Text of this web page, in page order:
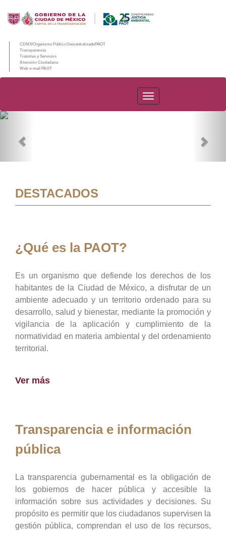
CDMX/Organismo Público Descentralizado/PAOT
Transparencia
Trámites y Servicios
Atención Ciudadana
Web e-mail PAOT
PAOT
DESTACADOS
¿Qué es la PAOT?
Es un organismo que defiende los derechos de los
habitantes de la Ciudad de México, a disfrutar de un
ambiente adecuado y un territorio ordenado para su
desarrollo, salud y bienestar, mediante la promoción y
vigilancia de la aplicación y cumplimiento de la
normatividad en materia ambiental y del ordenamiento
territorial.
Ver más
Transparencia e información
pública
La transparencia gubernamental es la obligación de
los gobiernos de hacer pública y accesible la
información sobre sus actividades y decisiones. Su
propósito es permitir que los ciudadanos supervisen la
gestión pública, comprendan el uso de los recursos,